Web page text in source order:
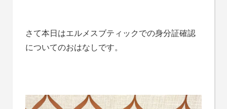
さて本日はエルメスブティックでの身分証確認
についてのおはなしです。